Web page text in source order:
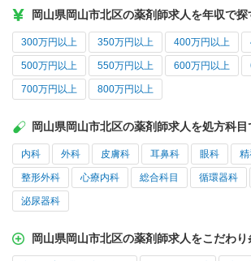
岡山県岡山市北区の薬剤師求人を年収で探
300万円以上 350万円以上 400万円以上
500万円以上 550万円以上 600万円以上
700万円以上 800万円以上
岡山県岡山市北区の薬剤師求人を処方科目
内科 外科 皮膚科 耳鼻科 眼科
整形外科 心療内科 総合科目 循環器科
泌尿器科
岡山県岡山市北区の薬剤師求人をこだわ